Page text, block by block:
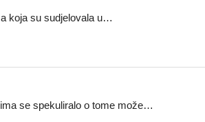
koja su sudjelovala u…
se spekuliralo o tome može…